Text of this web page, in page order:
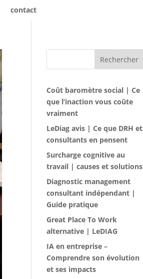
contact
Rechercher
Coût baromètre social | Ce
que l’inaction vous coûte
vraiment
LeDiag avis | Ce que DRH et
consultants en pensent
Surcharge cognitive au
travail | causes et solutions
Diagnostic management
consultant indépendant |
Guide pratique
Great Place To Work
alternative | LeDIAG
IA en entreprise –
Comprendre son évolution
et ses impacts